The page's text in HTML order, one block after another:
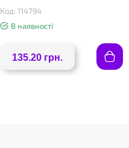
Код: 114794
В наявності
135.20 грн.